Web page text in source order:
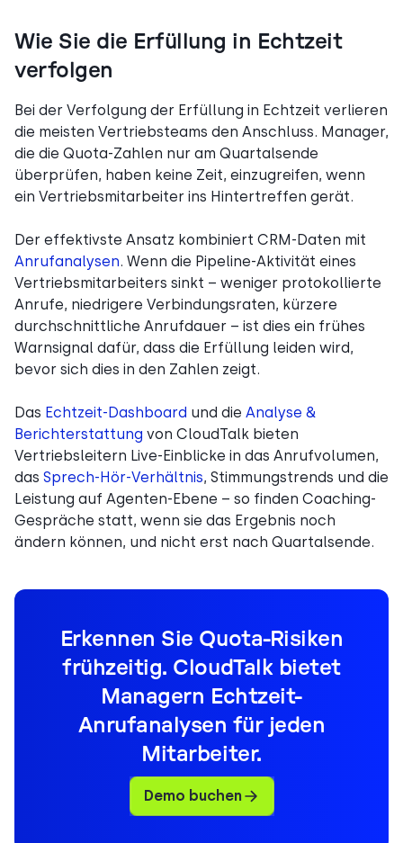
Wie Sie die Erfüllung in Echtzeit
verfolgen
Bei der Verfolgung der Erfüllung in Echtzeit verlieren
die meisten Vertriebsteams den Anschluss. Manager,
die die Quota-Zahlen nur am Quartalsende
überprüfen, haben keine Zeit, einzugreifen, wenn
ein Vertriebsmitarbeiter ins Hintertreffen gerät.
Der effektivste Ansatz kombiniert CRM-Daten mit
Anrufanalysen. Wenn die Pipeline-Aktivität eines
Vertriebsmitarbeiters sinkt – weniger protokollierte
Anrufe, niedrigere Verbindungsraten, kürzere
durchschnittliche Anrufdauer – ist dies ein frühes
Warnsignal dafür, dass die Erfüllung leiden wird,
bevor sich dies in den Zahlen zeigt.
Das Echtzeit-Dashboard und die Analyse &
Berichterstattung von CloudTalk bieten
Vertriebsleitern Live-Einblicke in das Anrufvolumen,
das Sprech-Hör-Verhältnis, Stimmungstrends und die
Leistung auf Agenten-Ebene – so finden Coaching-
Gespräche statt, wenn sie das Ergebnis noch
ändern können, und nicht erst nach Quartalsende.
Erkennen Sie Quota-Risiken
frühzeitig. CloudTalk bietet
Managern Echtzeit-
Anrufanalysen für jeden
Mitarbeiter.
Demo buchen